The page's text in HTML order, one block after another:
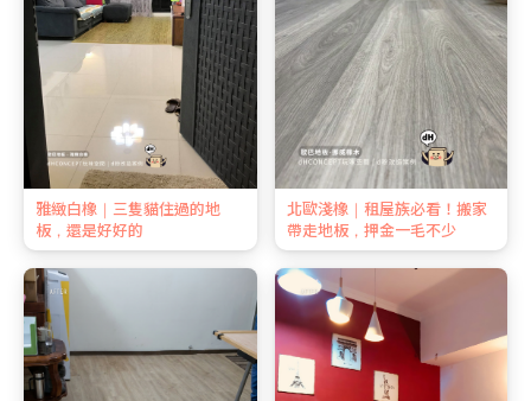
雅緻白橡｜三隻貓住過的地
板，還是好好的
北歐淺橡｜租屋族必看！搬家
帶走地板，押金一毛不少